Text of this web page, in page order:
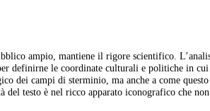
ampio, mantiene il rigore scientifico.
definirne le coordinate culturali e politiche in
dei campi di sterminio, ma anche a come
del testo è nel ricco apparato iconografico che